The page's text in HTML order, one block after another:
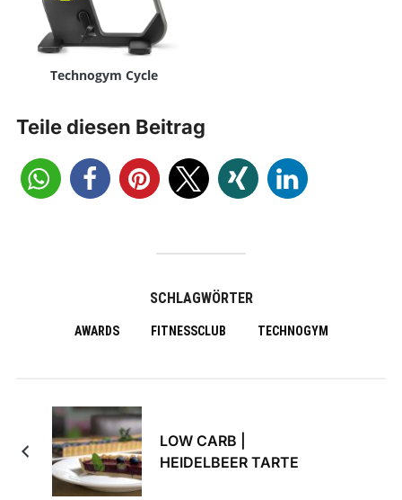
Technogym Cycle
Teile diesen Beitrag
SCHLAGWÖRTER
AWARDS FITNESSCLUB TECHNOGYM
LOW CARB |
HEIDELBEER TARTE